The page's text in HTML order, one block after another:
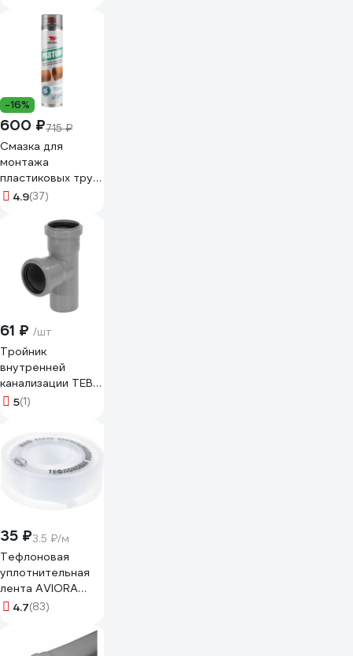
-16%
600 ₽715 ₽
Смазка для
монтажа
пластиковых труб
системы
ВМПАВТО
PASTUM 400мл
флакон-аэрозоль
4.9(37)
61 ₽ /шт
Тройник
внутренней
канализации TEBO
ПП 32х32, 87.5 гр
5(1)
35 ₽3.5 ₽/м
Тефлоновая
уплотнительная
лента AVIORA
ФУМ 12 мм, 10 м
4.7(83)